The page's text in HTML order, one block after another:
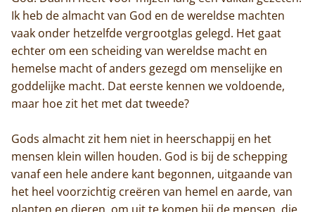
Ik heb de almacht van God en de wereldse machten
vaak onder hetzelfde vergrootglas gelegd. Het gaat
echter om een scheiding van wereldse macht en
hemelse macht of anders gezegd om menselijke en
goddelijke macht. Dat eerste kennen we voldoende,
maar hoe zit het met dat tweede?
Gods almacht zit hem niet in heerschappij en het
mensen klein willen houden. God is bij de schepping
vanaf een hele andere kant begonnen, uitgaande van
het heel voorzichtig creëren van hemel en aarde, van